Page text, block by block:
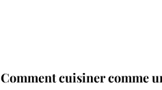
Comment cuisiner comme